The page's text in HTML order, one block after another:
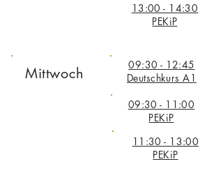
13:00 - 14:30
PEKiP
Mittwoch
09:30 - 12:45
Deutschkurs A1
09:30 - 11:00
PEKiP
11:30 - 13:00
PEKiP